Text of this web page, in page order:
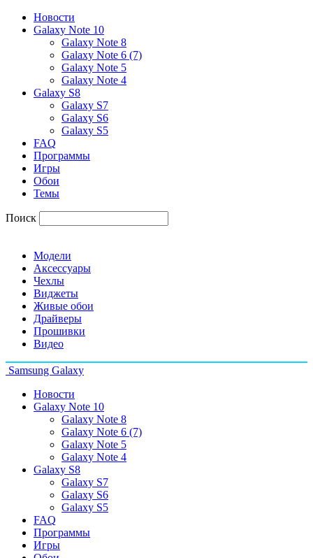
Новости
Galaxy Note 10
Galaxy Note 8
Galaxy Note 6 (7)
Galaxy Note 5
Galaxy Note 4
Galaxy S8
Galaxy S7
Galaxy S6
Galaxy S5
FAQ
Программы
Игры
Обои
Темы
Поиск
Модели
Аксессуары
Чехлы
Виджеты
Живые обои
Драйверы
Прошивки
Видео
Samsung Galaxy
Новости
Galaxy Note 10
Galaxy Note 8
Galaxy Note 6 (7)
Galaxy Note 5
Galaxy Note 4
Galaxy S8
Galaxy S7
Galaxy S6
Galaxy S5
FAQ
Программы
Игры